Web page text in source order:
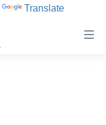
Translate